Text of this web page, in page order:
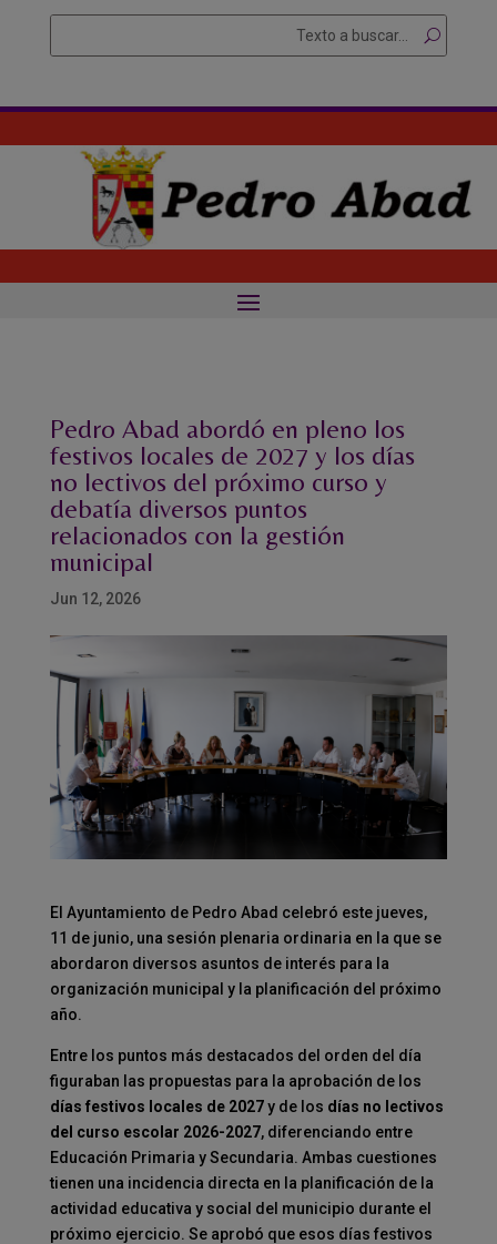
Pedro Abad abordó en pleno los
festivos locales de 2027 y los días
no lectivos del próximo curso y
debatía diversos puntos
relacionados con la gestión
municipal
Jun 12, 2026
El Ayuntamiento de Pedro Abad celebró este jueves,
11 de junio, una sesión plenaria ordinaria en la que se
abordaron diversos asuntos de interés para la
organización municipal y la planificación del próximo
año.
Entre los puntos más destacados del orden del día
figuraban las propuestas para la aprobación de los
días festivos locales de 2027y de los días no lectivos
del curso escolar 2026-2027, diferenciando entre
Educación Primaria y Secundaria. Ambas cuestiones
tienen una incidencia directa en la planificación de la
actividad educativa y social del municipio durante el
próximo ejercicio. Se aprobó que esos días festivos